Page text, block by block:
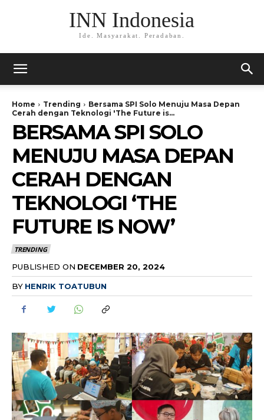
INN Indonesia
Ide. Masyarakat. Peradaban.
Home Trending
Bersama SPI Solo Menuju Masa Depan
Cerah dengan Teknologi 'The Future is...
BERSAMA SPI SOLO
MENUJU MASA DEPAN
CERAH DENGAN
TEKNOLOGI ‘THE
FUTURE IS NOW’
TRENDING
PUBLISHED ON DECEMBER 20, 2024
BY HENRIK TOATUBUN